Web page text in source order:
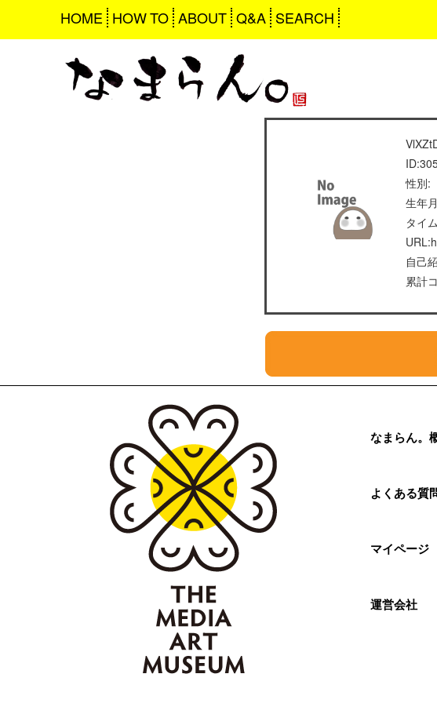
HOME HOW TO ABOUT Q&A SEARCH
性別:
生年
タイ
自己
累計
なまらん。
よくある質
マイページ
運営会社